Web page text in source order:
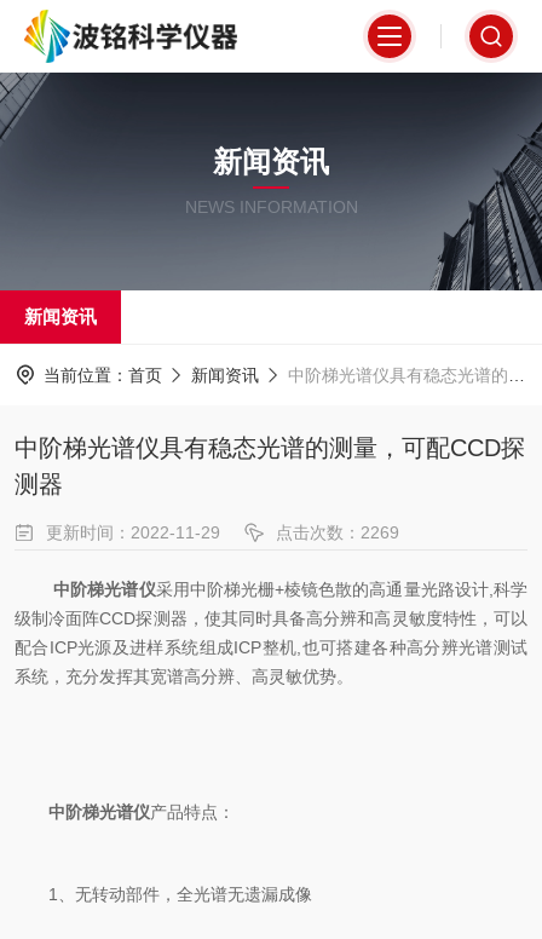
新闻资讯
NEWS INFORMATION
新闻资讯
当前位置： 首页 新闻资讯 中阶梯光谱仪具有稳态光谱的测量，可配CCD探测器
中阶梯光谱仪具有稳态光谱的测量，可配CCD探
测器
更新时间：2022-11-29 点击次数：2269
中阶梯光谱仪采用中阶梯光栅+棱镜色散的高通量光路设计,科学
级制冷面阵CCD探测器，使其同时具备高分辨和高灵敏度特性，可以
配合ICP光源及进样系统组成ICP整机,也可搭建各种高分辨光谱测试
系统，充分发挥其宽谱高分辨、高灵敏优势。
中阶梯光谱仪产品特点：
1、无转动部件，全光谱无遗漏成像